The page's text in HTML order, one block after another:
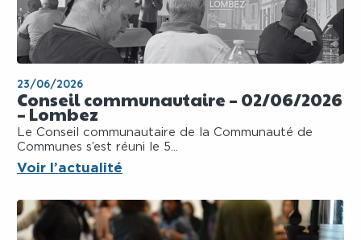
23/06/2026
Conseil communautaire – 02/06/2026
– Lombez
Le Conseil communautaire de la Communauté de
Communes s’est réuni le 5...
Voir l’actualité